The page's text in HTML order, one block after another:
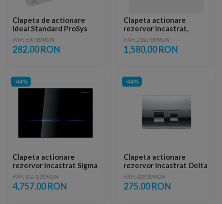
Clapeta de actionare
Ideal Standard ProSys
Oleas M3 alb mat
PRP: 507.00 RON
282.00 RON
Clapeta actionare
rezervor incastrat,
Geberit Sigma 50,
ardezie
PRP: 2,817.00 RON
1,580.00 RON
-44%
Clapeta actionare
rezervor incastrat Sigma
80 Sticla Neagra
PRP: 8,471.00 RON
4,757.00 RON
-44%
Clapeta actionare
rezervor incastrat Delta
35 Crom
PRP: 488.00 RON
275.00 RON